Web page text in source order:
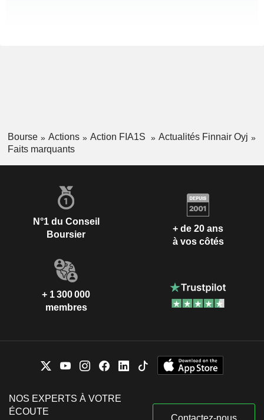
Bourse Actions Action FIA1S
Actualités Finnair Oyj
Faits marquants
N°1 du Conseil
Boursier
+ de 20 ans
à vos côtés
+ 1 300 000
membres
NOS EXPERTS À VOTRE
ÉCOUTE
Contactez-nous